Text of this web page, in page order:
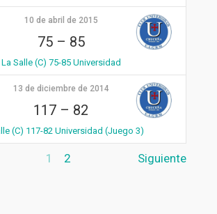
10 de abril de 2015
75– 85
La Salle (C) 75-85 Universidad
13 de diciembre de 2014
117 – 82
(C) 117-82 Universidad (Juego 3)
1 2 Siguiente